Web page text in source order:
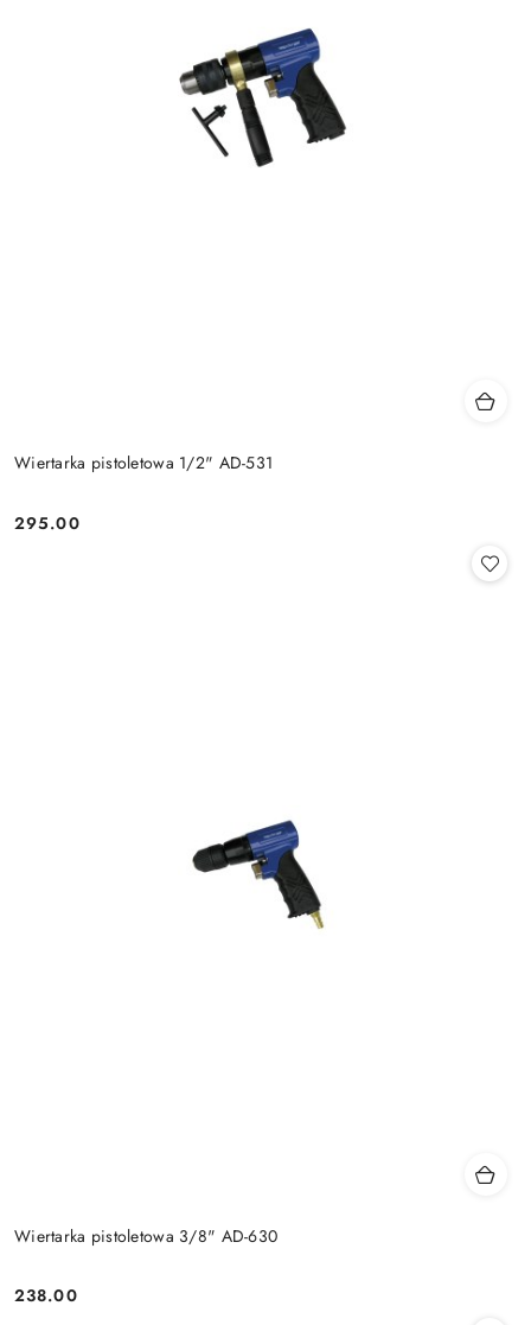
Wiertarka pistoletowa 1/2" AD-531
Cena:
295.00
Wiertarka pistoletowa 3/8" AD-630
Cena:
238.00